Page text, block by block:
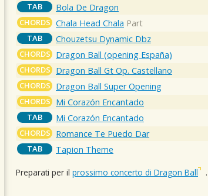
TAB Bola De Dragon
CHORDS Chala Head Chala Part
TAB Chouzetsu Dynamic Dbz
CHORDS Dragon Ball (opening España)
CHORDS Dragon Ball Gt Op. Castellano
CHORDS Dragon Ball Super Opening
CHORDS Mi Corazón Encantado
TAB Mi Corazón Encantado
CHORDS Romance Te Puedo Dar
TAB Tapion Theme
Preparati per il prossimo concerto di Dragon Ball .